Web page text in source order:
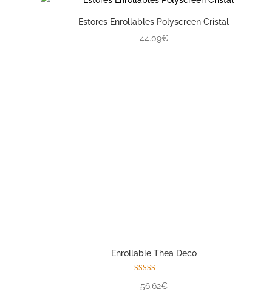
Estores Enrollables Polyscreen Cristal
44.09€
Enrollable Thea Deco
5.00
56.62€